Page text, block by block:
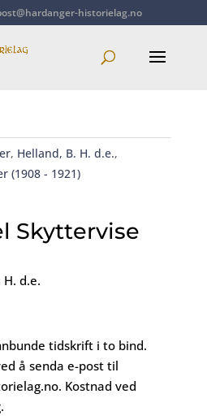
historielag.no
, Helland, B. H. d.e.,
(1908 - 1921)
Skyttervise
d.e.
tidskrift i to bind.
å senda e-post til
. Kostnad ved